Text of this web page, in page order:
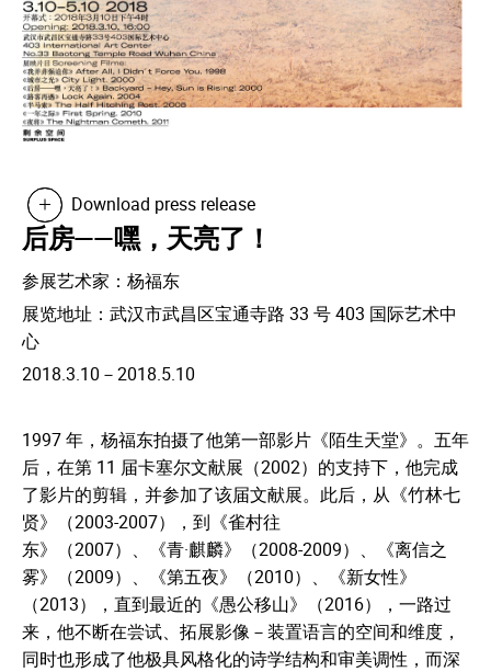
Download press release
后房——嘿，天亮了！
参展艺术家：杨福东
展览地址：武汉市武昌区宝通寺路 33 号 403 国际艺术中
心
2018.3.10－2018.5.10
1997 年，杨福东拍摄了他第一部影片《陌生天堂》。五年
后，在第 11 届卡塞尔文献展（2002）的支持下，他完成
了影片的剪辑，并参加了该届文献展。此后，从《竹林七
贤》（2003-2007），到《雀村往
东》（2007）、《青·麒麟》（2008-2009）、《离信之
雾》（2009）、《第五夜》（2010）、《新女性》
（2013），直到最近的《愚公移山》（2016），一路过
来，他不断在尝试、拓展影像－装置语言的空间和维度，
同时也形成了他极具风格化的诗学结构和审美调性，而深